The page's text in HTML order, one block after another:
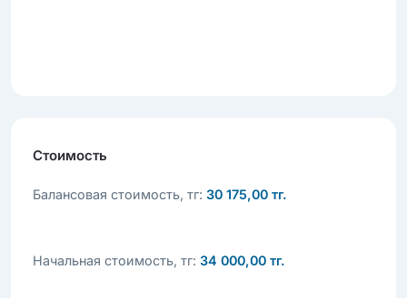
Стоимость
Балансовая стоимость, тг: 30 175,00 тг.
Начальная стоимость, тг: 34 000,00 тг.